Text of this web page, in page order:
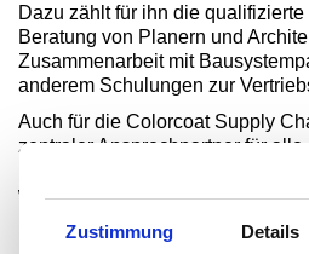
Zustimmung Details
Dazu zählt für ihn die
Beratung von Planern und
Zusammenarbeit mit
anderem Schulungen zur
Auch für die Colorcoat Supply
zentraler Ansprechpartner für
Produktsortiment. Der neue
will so sicherstellen, dass
Bauprodukten den
Langlebigkeit und Farbbrillianz